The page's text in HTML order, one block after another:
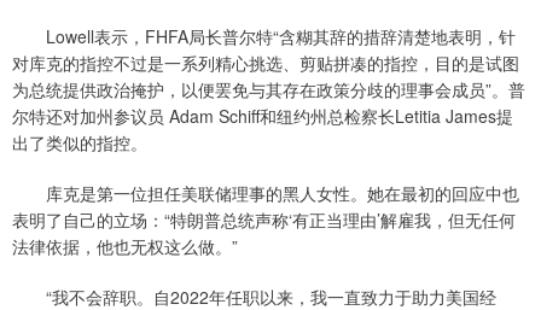
Lowell表示，FHFA局长普尔特“含糊其辞的措辞清楚地表明，针
对库克的指控不过是一系列精心挑选、剪贴拼凑的指控，目的是试图
为总统提供政治掩护，以便罢免与其存在政策分歧的理事会成员”。普
尔特还对加州参议员 Adam Schiff和纽约州总检察长Letitia James提
出了类似的指控。
库克是第一位担任美联储理事的黑人女性。她在最初的回应中也
表明了自己的立场：“特朗普总统声称‘有正当理由’解雇我，但无任何
法律依据，他也无权这么做。”
“我不会辞职。自2022年任职以来，我一直致力于助力美国经